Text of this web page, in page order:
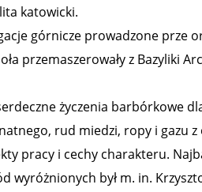
katowicki.
górnicze prowadzone prze
przemaszerowały z Bazyliki
życzenia barbórkowe
rud miedzi, ropy i gazu z
pracy i cechy charakteru.
wyróżnionych był m. in.